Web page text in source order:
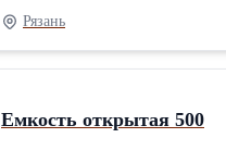
ориентированного на
сертифицирован.Тип:
Рязань
Емкость открытая 500